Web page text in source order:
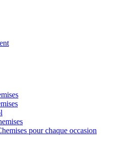
pour chaque occasion